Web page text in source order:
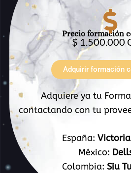
Precio formación
$ 1.500.000
Adquirir formación
Adquiere ya tu
contactando con tu
España:
México:
Colombia: Siu